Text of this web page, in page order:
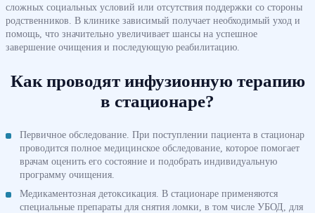
сложных социальных условий или отсутствия поддержки со стороны
родственников. В клинике зависимый получает необходимый уход и
помощь, что значительно увеличивает шансы на успешное
завершение очищения и последующую реабилитацию.
Как проводят инфузионную терапию
в стационаре?
Первичное обследование. При поступлении пациента в стационар
проводится полное медицинское обследование, которое помогает
врачам оценить его состояние и подобрать индивидуальную
программу очищения.
Медикаментозная детоксикация. В стационаре применяются
специальные препараты для снятия ломки, в том числе УБОД, для